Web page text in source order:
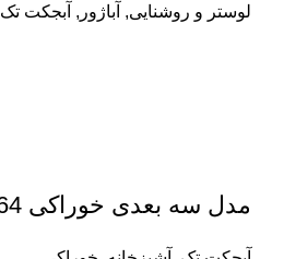
لوستر و روشنایی, آباژور , آبجکت تک
مدل سه بعدی خوراکی 0064